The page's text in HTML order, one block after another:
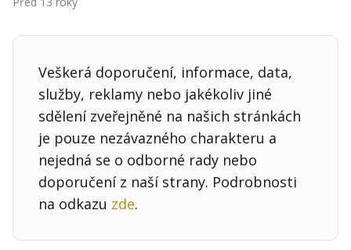
Kontakt
Obchodní podmínky
Hledaná fráze Hledat
Veškerá doporučení, informace, data,
služby, reklamy nebo jakékoliv jiné
sdělení zveřejněné na našich stránkách
je pouze nezávazného charakteru a
nejedná se o odborné rady nebo
doporučení z naší strany. Podrobnosti
na odkazu zde.